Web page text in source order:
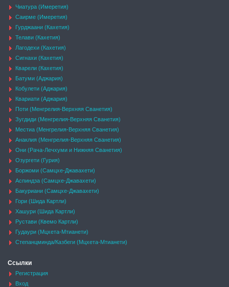
Чиатура (Имеретия)
Саирме (Имеретия)
Гурджаани (Кахетия)
Телави (Кахетия)
Лагодехи (Кахетия)
Сигнахи (Кахетия)
Кварели (Кахетия)
Батуми (Аджария)
Кобулети (Аджария)
Квариати (Аджария)
Поти (Менгрелия-Верхняя Сванетия)
Зугдиди (Менгрелия-Верхняя Сванетия)
Местиа (Менгрелия-Верхняя Сванетия)
Анаклия (Менгрелия-Верхняя Сванетия)
Они (Рача-Лечхуми и Нижняя Сванетия)
Озургети (Гурия)
Боржоми (Самцхе-Джавахети)
Аспиндза (Самцхе-Джавахети)
Бакуриани (Самцхе-Джавахети)
Гори (Шида Картли)
Хашури (Шида Картли)
Рустави (Квемо Картли)
Гудаури (Мцхета-Мтианети)
Степанцминда/Казбеги (Мцхета-Мтианети)
Ссылки
Регистрация
Вход